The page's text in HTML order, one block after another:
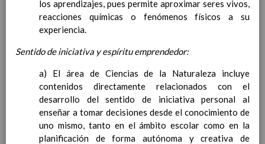
para la etapa. Perfiles de
Ã¡rea y de
CiudadanÃ­a y los Derechos
Humanos
Objetivos del Ã¡rea
ContribuciÃ³n del Ã¡rea a
las competencias clave
ConcreciÃ³n curricular
para la etapa. Perfiles de
los aprendizajes, pues permite aproximar seres vivos,
reacciones químicas o fenómenos físicos a su
experiencia.
Sentido de iniciativa y espíritu emprendedor:
a) El área de Ciencias de la Naturaleza incluye
contenidos directamente relacionados con el
desarrollo del sentido de iniciativa personal al
enseñar a tomar decisiones desde el conocimiento de
uno mismo, tanto en el ámbito escolar como en la
planificación de forma autónoma y creativa de